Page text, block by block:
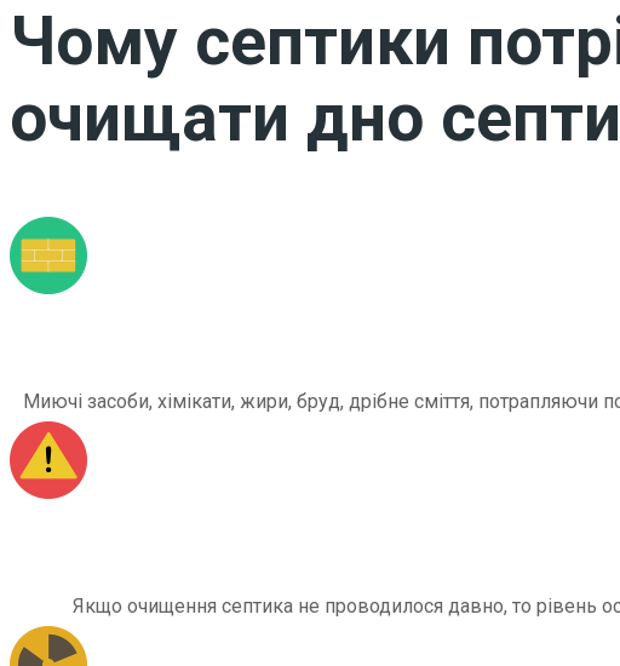
Чому септики
очищати дно
Миючі засоби, хімікати, жири, бруд, дрібне сміття,
Якщо очищення септика не проводилося давно, то рівень